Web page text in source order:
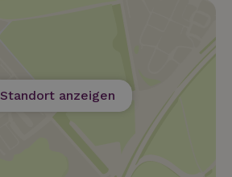
Standort anzeigen